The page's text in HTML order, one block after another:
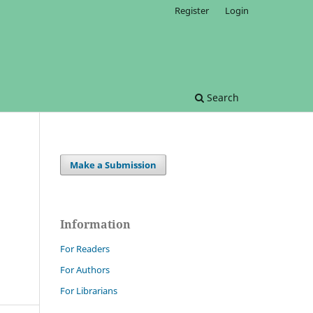
Search
Register Login
Make a Submission
Information
For Readers
For Authors
For Librarians